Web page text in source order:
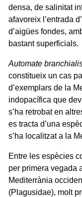
densa, de salinitat
afavoreix l’entrada
d’aigües fondes,
bastant superficials.
Automate
constitueix un cas
d’exemplars de la
indopacífica que
s’ha retrobat en
es tracta d’una
s’ha localitzat a la
Entre les espècies
per primera vegada
Mediterrània
(Plagusidae), molt